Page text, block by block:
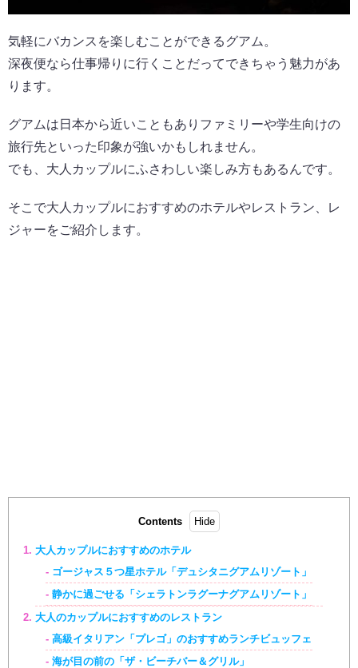
気軽にバカンスを楽しむことができるグアム。
深夜便なら仕事帰りに行くことだってできちゃう魅力があ
ります。
グアムは日本から近いこともありファミリーや学生向けの
旅行先といった印象が強いかもしれません。
でも、大人カップルにふさわしい楽しみ方もあるんです。
そこで大人カップルにおすすめのホテルやレストラン、レ
ジャーをご紹介します。
Contents
大人カップルにおすすめのホテル
ゴージャス５つ星ホテル「デュシタニグアムリゾート」
静かに過ごせる「シェラトンラグーナグアムリゾート」
大人のカップルにおすすめのレストラン
高級イタリアン「プレゴ」のおすすめランチビュッフェ
海が目の前の「ザ・ビーチバー＆グリル」